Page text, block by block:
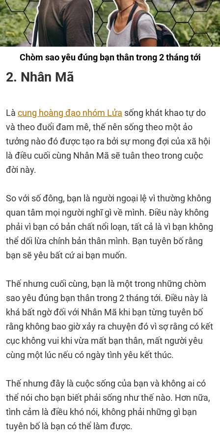
Chòm sao yêu đúng bạn thân trong 2 tháng tới
2. Nhân Mã
Là cung hoàng đạo nhóm Lửa sống khát khao tự do
và theo đuổi đam mê, thế nên sống theo một ảo
tưởng nào đó được tạo ra bởi sự mong đợi của xã hội
là điều cuối cùng Nhân Mã sẽ tuân theo trong cuộc
đời này.
So với số đông, bạn là người ngoại lệ vì thường không
quan tâm mọi người nghĩ gì về mình. Điều này không
phải vì bạn có bản chất nổi loạn, tất cả là vì bạn không
thể dối lừa chính bản thân mình. Bạn tuyên bố rằng
bạn sẽ yêu bất cứ ai bạn muốn.
Thế nhưng cuối cùng, bạn là một trong những chòm
sao yêu đúng bạn thân trong 2 tháng tới. Điều này là
khá bất ngờ đối với Nhân Mã khi bạn từng tuyên bố
rằng không bao giờ xảy ra chuyện đó vì sợ rằng có kết
cục không vui khi vừa mất bạn thân, mất người yêu
cùng một lúc nếu có ngày tình yêu kết thúc.
Thế nhưng đây là cuộc sống của bạn và không ai có
thể nói cho bạn biết phải sống như thế nào. Hơn nữa,
tình cảm là điều khó nói, không phải những gì bạn
tuyên bố là bạn có thể làm được.